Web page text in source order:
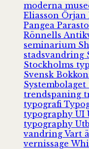
moderna
Eliasson Örjan
Pangea
Rönnells
seminarium
stadsvandring
Stockholms
Svensk
Systembolaget
trendspaning
typografi
typography UI
typography
vandring Vart
vernissage